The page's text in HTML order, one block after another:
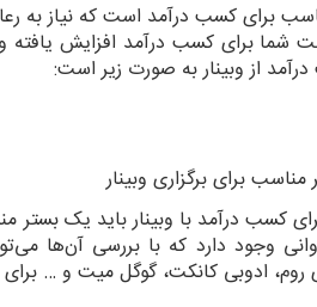
برای کسب درآمد است که نیاز به
شما برای کسب درآمد افزایش یافته
از وبینار به صورت زیر است:
کسب درآمد با وبینار باید یک بستر
وجود دارد که با بررسی آن‌ها
روم، ادوبی کانکت، گوگل میت و … برای